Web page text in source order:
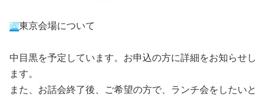
東京会場について
中目黒を予定しています。お申込の方に詳細をお知らせし
ます。
また、お話会終了後、ご希望の方で、ランチ会をしたいと